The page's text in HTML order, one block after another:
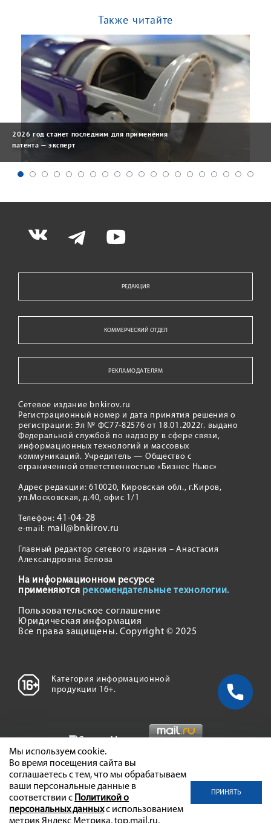
Также читайте
2026 год станет последним для применения
патента — эксперт
РЕДАКЦИЯ
КОММЕРЧЕСКИЙ ОТДЕЛ
РЕКЛАМОДАТЕЛЯМ
Сетевое издание bnkirov.ru
Регистрационный номер и дата принятия решения о
регистрации: Эл № ФС77-82576 от 18.01.2022г. выдано
Федеральной службой по надзору в сфере связи,
информационных технологий и массовых
коммуникаций. Учредитель — Общество с
ограниченной ответственностью «Бизнес Ньюс»
Адрес редакции: 610020, Кировская обл., г.Киров,
ул.Московская, д.40, офис 1/1
Телефон:41-04-28
e-mail: mail@bnkirov.ru
Главный редактор сетевого издания – Анастасия
Александровна Белова
На информационном ресурсе
применяются рекомендательные технологии.
Пользовательское соглашение
Юридическая информация
Все права защищены. Copyright © 2025
Категория информационной
продукции 16+.
Мы используем cookie.
Во время посещения сайта вы
соглашаетесь с тем, что мы обрабатываем
ваши персональные данные в
соответствии с Политикой о
персональных данныхс использованием
ПРИНЯТЬ